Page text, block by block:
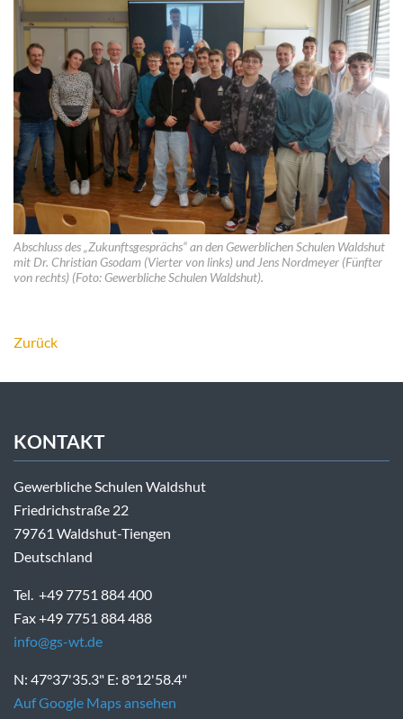
Abschluss des „Zukunftsgesprächs“ an den Gewerblichen Schulen Waldshut
mit Dr. Christian Gsodam (Vierter von links) und Jens Nordmeyer (Fünfter
von rechts) (Foto: Gewerbliche Schulen Waldshut).
Zurück
KONTAKT
Gewerbliche Schulen Waldshut
Friedrichstraße 22
79761 Waldshut-Tiengen
Deutschland
Tel. +49 7751 884 400
Fax +49 7751 884 488
info@gs-wt.de
N: 47°37'35.3" E: 8°12'58.4"
Auf Google Maps ansehen